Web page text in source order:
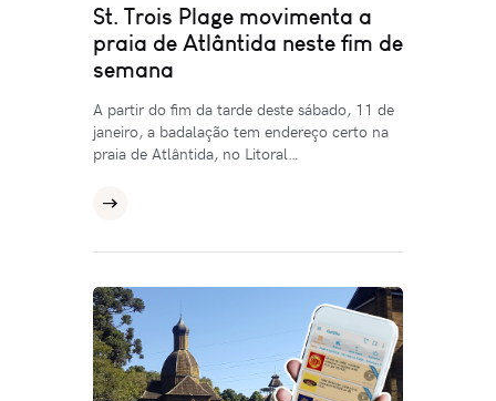
St. Trois Plage movimenta a
praia de Atlântida neste fim de
semana
A partir do fim da tarde deste sábado, 11 de
janeiro, a badalação tem endereço certo na
praia de Atlântida, no Litoral…